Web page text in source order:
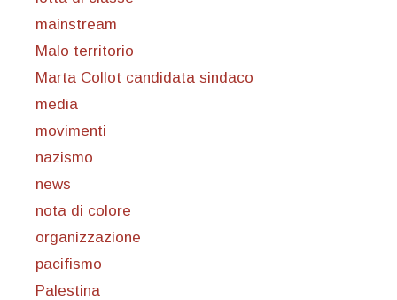
mainstream
Malo territorio
Marta Collot candidata sindaco
media
movimenti
nazismo
news
nota di colore
organizzazione
pacifismo
Palestina